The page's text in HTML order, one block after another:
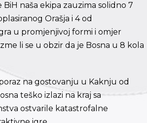
naša ekipa zauzima solidno 7
Orašja i 4 od
u promjenjivoj formi i omjer
li se u obzir da je Bosna u 8 kola
na gostovanju u Kaknju od
teško izlazi na kraj sa
ostvarile katastrofalne